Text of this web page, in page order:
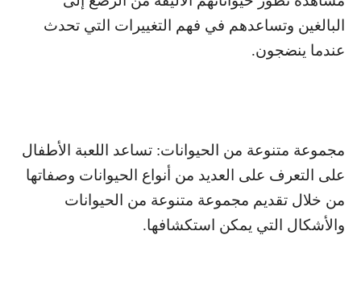
البالغين وتساعدهم في فهم التغييرات التي تحدث
عندما ينضجون.
مجموعة متنوعة من الحيوانات: تساعد اللعبة الأطفال
على التعرف على العديد من أنواع الحيوانات وصفاتها
من خلال تقديم مجموعة متنوعة من الحيوانات
والأشكال التي يمكن استكشافها.